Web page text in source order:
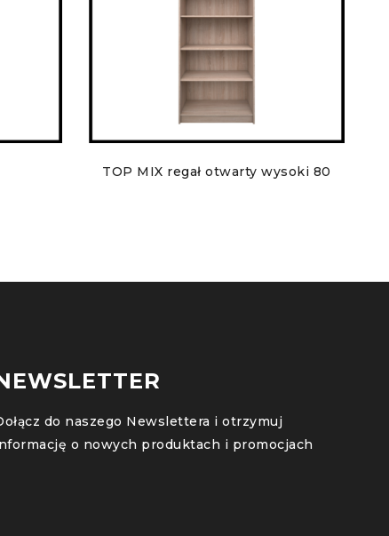
TOP MIX regał otwarty wysoki 80
do naszego Newslettera i otrzymuj
o nowych produktach i promocjach